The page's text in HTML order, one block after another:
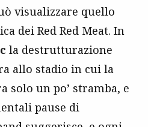
visualizzare quello
dei Red Red Meat. In
la destrutturazione
allo stadio in cui la
solo un po’ stramba, e
pause di